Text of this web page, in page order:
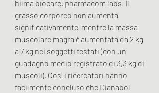
hilma biocare, pharmacom labs. Il
grasso corporeo non aumenta
significativamente, mentre la massa
muscolare magra è aumentata da 2 kg
a 7 kg nei soggetti testati (con un
guadagno medio registrato di 3,3 kg di
muscoli). Così i ricercatori hanno
facilmente concluso che Dianabol